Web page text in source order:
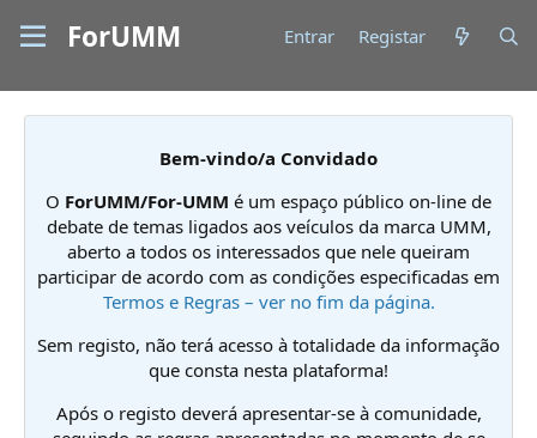
ForUMM Entrar Registar
Bem-vindo/a Convidado
O ForUMM/For-UMM é um espaço público on-line de
debate de temas ligados aos veículos da marca UMM,
aberto a todos os interessados que nele queiram
participar de acordo com as condições especificadas em
Termos e Regras – ver no fim da página.
Sem registo, não terá acesso à totalidade da informação
que consta nesta plataforma!
Após o registo deverá apresentar-se à comunidade,